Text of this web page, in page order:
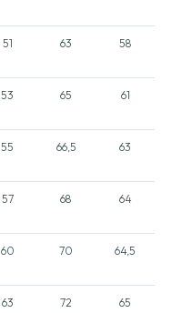
51 63 58
53 65 61
55 66,5 63
57 68 64
60 70 64,5
63 72 65